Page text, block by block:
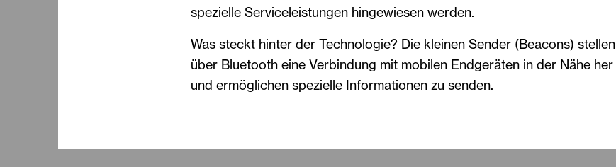
spezielle Serviceleistungen hingewiesen werden.
Was steckt hinter der Technologie? Die kleinen Sender (Beacons) stellen
über Bluetooth eine Verbindung mit mobilen Endgeräten in der Nähe her
und ermöglichen spezielle Informationen zu senden.